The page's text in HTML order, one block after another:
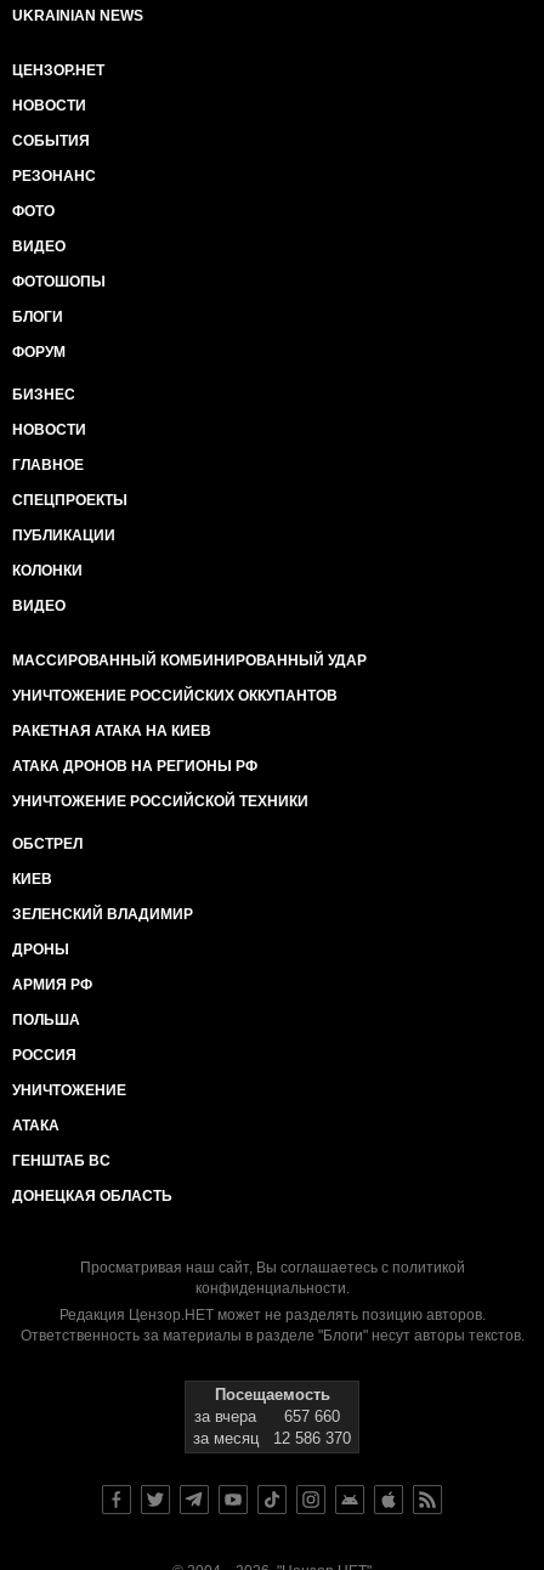
UKRAINIAN NEWS
ЦЕНЗОР.НЕТ
НОВОСТИ
СОБЫТИЯ
РЕЗОНАНС
ФОТО
ВИДЕО
ФОТОШОПЫ
БЛОГИ
ФОРУМ
БИЗНЕС
НОВОСТИ
ГЛАВНОЕ
СПЕЦПРОЕКТЫ
ПУБЛИКАЦИИ
КОЛОНКИ
ВИДЕО
МАССИРОВАННЫЙ КОМБИНИРОВАННЫЙ УДАР
УНИЧТОЖЕНИЕ РОССИЙСКИХ ОККУПАНТОВ
РАКЕТНАЯ АТАКА НА КИЕВ
АТАКА ДРОНОВ НА РЕГИОНЫ РФ
УНИЧТОЖЕНИЕ РОССИЙСКОЙ ТЕХНИКИ
ОБСТРЕЛ
КИЕВ
ЗЕЛЕНСКИЙ ВЛАДИМИР
ДРОНЫ
АРМИЯ РФ
ПОЛЬША
РОССИЯ
УНИЧТОЖЕНИЕ
АТАКА
ГЕНШТАБ ВС
ДОНЕЦКАЯ ОБЛАСТЬ
Просматривая наш сайт, Вы соглашаетесь с политикой
конфиденциальности.
Редакция Цензор.НЕТ может не разделять позицию авторов.
Ответственность за материалы в разделе "Блоги" несут авторы текстов.
Посещаемость
за вчера
657 660
за месяц
12 586 370